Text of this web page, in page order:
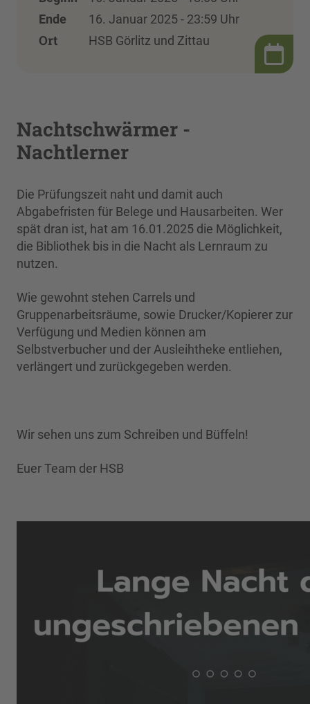
Ende
16. Januar 2025 - 23:59 Uhr
Ort HSB Görlitz und Zittau
Nachtschwärmer -
Nachtlerner
Die Prüfungszeit naht und damit auch
Abgabefristen für Belege und Hausarbeiten. Wer
spät dran ist, hat am 16.01.2025 die Möglichkeit,
die Bibliothek bis in die Nacht als Lernraum zu
nutzen.
Wie gewohnt stehen Carrels und
Gruppenarbeitsräume, sowie Drucker/Kopierer zur
Verfügung und Medien können am
Selbstverbucher und der Ausleihtheke entliehen,
verlängert und zurückgegeben werden.
Wir sehen uns zum Schreiben und Büffeln!
Euer Team der HSB